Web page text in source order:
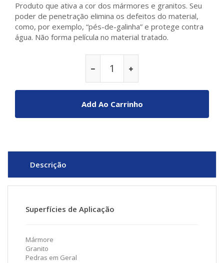
Produto que ativa a cor dos mármores e granitos. Seu
poder de penetração elimina os defeitos do material,
como, por exemplo, “pés-de-galinha” e protege contra
água. Não forma película no material tratado.
Add Ao Carrinho
Descrição
Superfícies de Aplicação
Mármore
Granito
Pedras em Geral